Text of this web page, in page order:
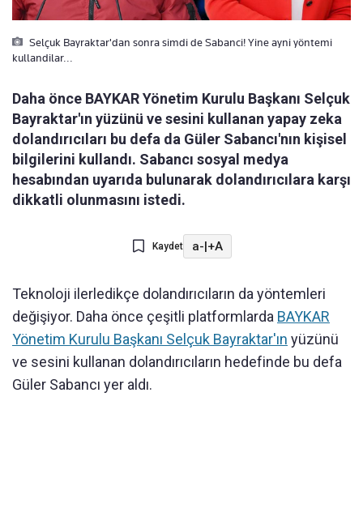
Selçuk Bayraktar'dan sonra simdi de Sabanci! Yine ayni yöntemi
kullandilar...
Daha önce BAYKAR Yönetim Kurulu Başkanı Selçuk
Bayraktar'ın yüzünü ve sesini kullanan yapay zeka
dolandırıcıları bu defa da Güler Sabancı'nın kişisel
bilgilerini kullandı. Sabancı sosyal medya
hesabından uyarıda bulunarak dolandırıcılara karşı
dikkatli olunmasını istedi.
Kaydet a-|+A
Teknoloji ilerledikçe dolandırıcıların da yöntemleri
değişiyor. Daha önce çeşitli platformlarda BAYKAR
Yönetim Kurulu Başkanı Selçuk Bayraktar'ın yüzünü
ve sesini kullanan dolandırıcıların hedefinde bu defa
Güler Sabancı yer aldı.